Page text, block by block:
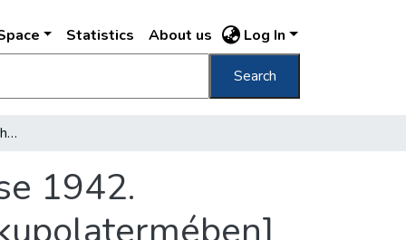
Statistics About us Log In
Search
[Horthy István kormányzóhelyettes temetése 1942. augusztus 27-én] [ravatal a Parlamentben kupolatermében]
1942.